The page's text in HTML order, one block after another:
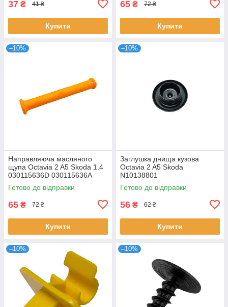
37 ₴ 41 ₴
Купити
65 ₴ 72 ₴
Купити
–10%
Направляюча масляного
щупа Octavia 2 A5 Skoda 1.4
030115636D 030115636A
Готово до відправки
65 ₴ 72 ₴
Купити
–10%
Заглушка днища кузова
Octavia 2 A5 Skoda
N10138801
Готово до відправки
56 ₴ 62 ₴
Купити
–10% –10%